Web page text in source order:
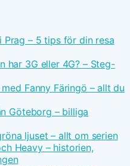
Prag – 5 tips för din resa
har 3G eller 4G? – Steg-
Fanny Färingö – allt du
Göteborg – billiga
ljuset – allt om serien
Heavy – historien,